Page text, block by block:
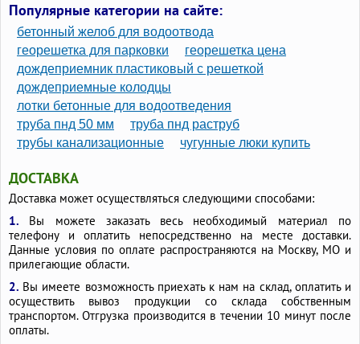
Трубы гофрированные дренажные с геотекстильным фильтром
Дренажные трубы 160 мм в геотекстиле
Дренажные трубы 110 в фильтре
Популярные категории на сайте:
бетонный желоб для водоотвода
георешетка для парковки
георешетка цена
дождеприемник пластиковый с решеткой
дождеприемные колодцы
лотки бетонные для водоотведения
труба пнд 50 мм
труба пнд раструб
трубы канализационные
чугунные люки купить
ДОСТАВКА
Доставка может осуществляться следующими способами:
1. Вы можете заказать весь необходимый материал по
телефону и оплатить непосредственно на месте доставки.
Данные условия по оплате распространяются на Москву, МО и
прилегающие области.
2. Вы имеете возможность приехать к нам на склад, оплатить и
осуществить вывоз продукции со склада собственным
транспортом. Отгрузка производится в течении 10 минут после
оплаты.